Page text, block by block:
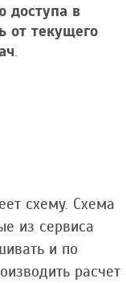
доступа в
от текущего
.
схему. Схема
из сервиса
и по
расчет